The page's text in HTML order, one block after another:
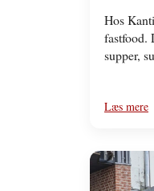
Hos
fastfood.
supper,
Læs mere